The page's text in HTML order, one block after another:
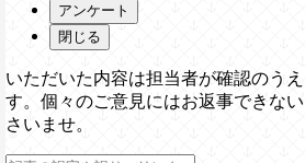
アンケート
閉じる
いただいた内容は担当者が確認のう
す。個々のご意見にはお返事できな
さいませ。